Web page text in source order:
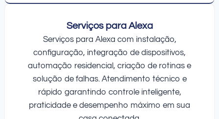
Serviços para Alexa
Serviços para Alexa com instalação,
configuração, integração de dispositivos,
automação residencial, criação de rotinas e
solução de falhas. Atendimento técnico e
rápido garantindo controle inteligente,
praticidade e desempenho máximo em sua